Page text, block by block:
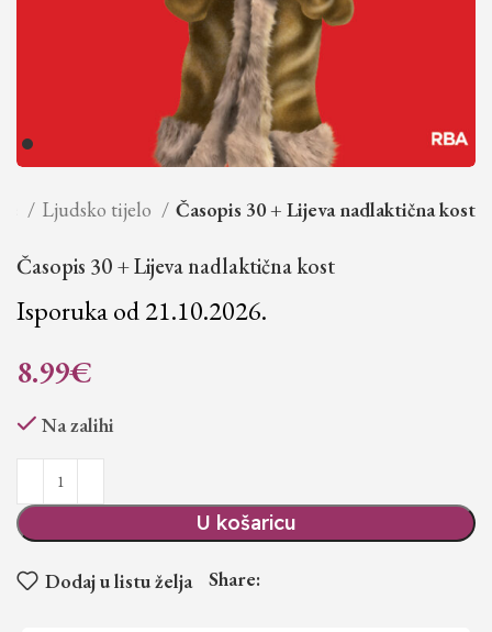
Ljudsko tijelo Časopis 30 + Lijeva nadlaktična kost
Časopis 30 + Lijeva nadlaktična kost
Isporuka od 21.10.2026.
8.99€
Na zalihi
U košaricu
Dodaj u listu želja Share: